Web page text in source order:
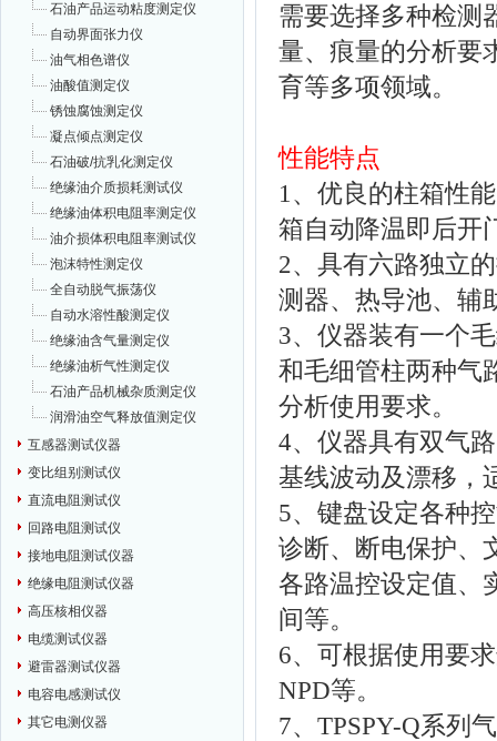
石油产品运动粘度测定仪
自动界面张力仪
油气相色谱仪
油酸值测定仪
锈蚀腐蚀测定仪
凝点倾点测定仪
石油破/抗乳化测定仪
绝缘油介质损耗测试仪
绝缘油体积电阻率测定仪
油介损体积电阻率测试仪
泡沫特性测定仪
全自动脱气振荡仪
自动水溶性酸测定仪
绝缘油含气量测定仪
绝缘油析气性测定仪
石油产品机械杂质测定仪
润滑油空气释放值测定仪
互感器测试仪器
变比组别测试仪
直流电阻测试仪
回路电阻测试仪
接地电阻测试仪器
绝缘电阻测试仪器
高压核相仪器
电缆测试仪器
避雷器测试仪器
电容电感测试仪
其它电测仪器
需要选择多种检测
量、痕量的分析要
育等多项领域。
性能特点
1、优良的柱箱性
箱自动降温即后开
2、具有六路独立
测器、热导池、辅
3、仪器装有一个
和毛细管柱两种气
分析使用要求。
4、仪器具有双气
基线波动及漂移，
5、键盘设定各种
诊断、断电保护、
各路温控设定值、
间等。
6、可根据使用要
NPD等。
7、TPSPY-Q系列